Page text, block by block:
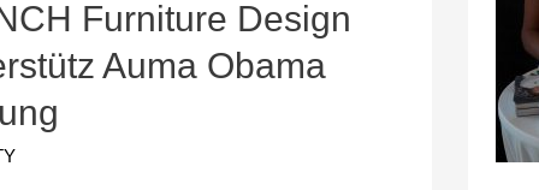
Furniture Design
Auma Obama